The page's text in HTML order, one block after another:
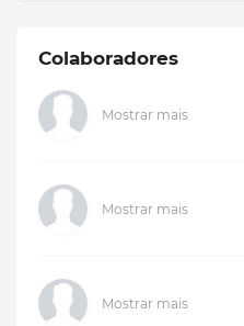
Colaboradores
Mostrar mais
Mostrar mais
Mostrar mais